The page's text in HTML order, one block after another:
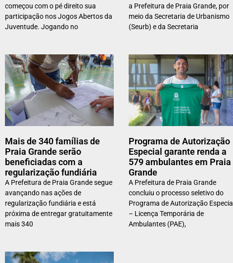
começou com o pé direito sua
participação nos Jogos Abertos da
Juventude. Jogando no
a Prefeitura de Praia Grande, por
meio da Secretaria de Urbanismo
(Seurb) e da Secretaria
Mais de 340 famílias de
Praia Grande serão
beneficiadas com a
regularização fundiária
A Prefeitura de Praia Grande segue
avançando nas ações de
regularização fundiária e está
próxima de entregar gratuitamente
mais 340
Programa de Autorização
Especial garante renda a
579 ambulantes em Praia
Grande
A Prefeitura de Praia Grande
concluiu o processo seletivo do
Programa de Autorização Especial
– Licença Temporária de
Ambulantes (PAE),